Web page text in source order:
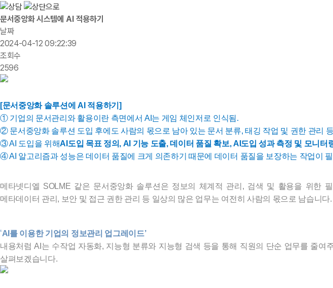
문서중앙화 시스템에 AI 적용하기
날짜
2024-04-12 09:22:39
조회수
2596
[문서중앙화 솔루션에 AI 적용하기]
① 기업의 문서관리와 활용이란 측면에서 AI는 게임 체인저로 인식됨.
② 문서중앙화 솔루션 도입 후에도 사람의 몫으로 남아 있는 문서 분류, 태깅 작업 및 권한 관리
③ AI 도입을 위해AI도입 목표 정의, AI 기능 도출, 데이터 품질 확보, AI도입 성과 측정 및 모니터
④ AI 알고리즘과 성능은 데이터 품질에 크게 의존하기 때문에 데이터 품질을 보장하는 작업이
메타넷디엘 SOLME 같은 문서중앙화 솔루션은 정보의 체계적 관리, 검색 및 활용을 위한
메타데이터 관리, 보안 및 접근 권한 관리 등 일상의 많은 업무는 여전히 사람의 몫으로 남습니다.
‘AI를 이용한 기업의 정보관리 업그레이드’
내용처럼 AI는 수작업 자동화, 지능형 분류와 지능형 검색 등을 통해 직원의 단순 업무를 줄
살펴보겠습니다.